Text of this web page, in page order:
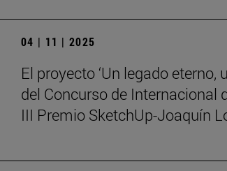
04 | 11 | 2025
El proyecto ‘Un legado eterno,
del Concurso de
III Premio SketchUp-Joaquín